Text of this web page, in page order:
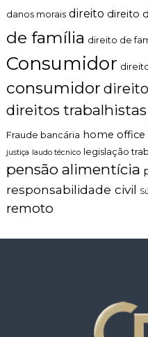
danos morais direito direito
de família direito de
Consumidor
consumidor
direitos trabalhistas
Fraude bancária home office
justiça laudo técnico legislação
pensão alimentícia
responsabilidade civil
remoto